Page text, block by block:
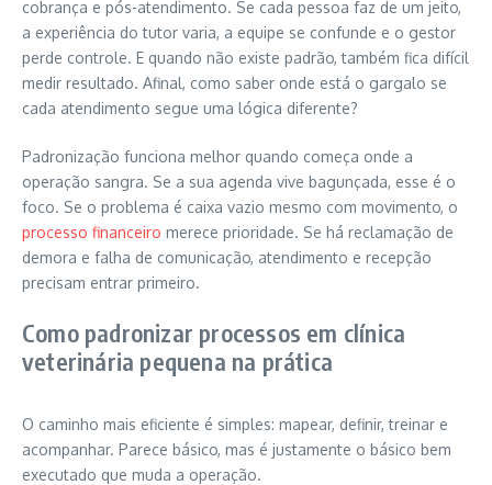
cobrança e pós-atendimento. Se cada pessoa faz de um jeito,
a experiência do tutor varia, a equipe se confunde e o gestor
perde controle. E quando não existe padrão, também fica difícil
medir resultado. Afinal, como saber onde está o gargalo se
cada atendimento segue uma lógica diferente?
Padronização funciona melhor quando começa onde a
operação sangra. Se a sua agenda vive bagunçada, esse é o
foco. Se o problema é caixa vazio mesmo com movimento, o
processo financeiro merece prioridade. Se há reclamação de
demora e falha de comunicação, atendimento e recepção
precisam entrar primeiro.
Como padronizar processos em clínica
veterinária pequena na prática
O caminho mais eficiente é simples: mapear, definir, treinar e
acompanhar. Parece básico, mas é justamente o básico bem
executado que muda a operação.